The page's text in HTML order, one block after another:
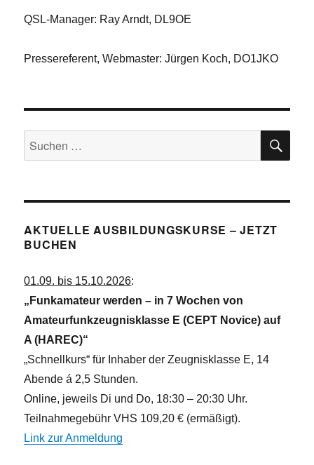
QSL-Manager: Ray Arndt, DL9OE
Pressereferent, Webmaster: Jürgen Koch, DO1JKO
Suchen
nach:
AKTUELLE AUSBILDUNGSKURSE – JETZT
BUCHEN
01.09. bis 15.10.2026:
„Funkamateur werden – in 7 Wochen von
Amateurfunkzeugnisklasse E (CEPT Novice) auf
A (HAREC)“
„Schnellkurs“ für Inhaber der Zeugnisklasse E, 14
Abende á 2,5 Stunden.
Online, jeweils Di und Do, 18:30 – 20:30 Uhr.
Teilnahmegebühr VHS 109,20 € (ermäßigt).
Link zur Anmeldung